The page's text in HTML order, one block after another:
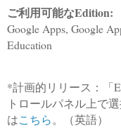
ご利用可能なEdition:
Google Apps, Google
Education
*計画的リリース：「
トロールパネル上で
はこちら。（英語）